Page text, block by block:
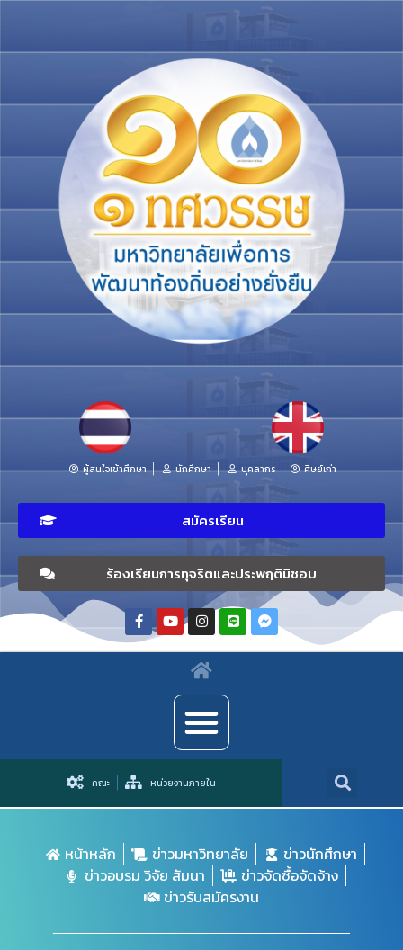
ผู้สนใจเข้าศึกษา นักศึกษา บุคลากร ศิษย์เก่า
สมัครเรียน
ร้องเรียนการทุจริตและประพฤติมิชอบ
คณะ หน่วยงานภายใน
หน้าหลัก ข่าวมหาวิทยาลัย
ข่าวนักศึกษา
ข่าวอบรม วิจัย สัมนา
ข่าวจัดซื้อจัดจ้าง
ข่าวรับสมัครงาน